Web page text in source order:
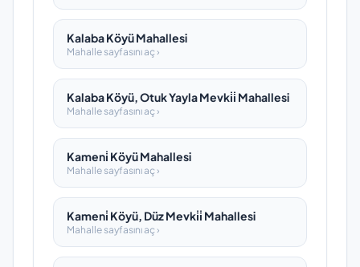
Kalaba Köyü Mahallesi
Mahalle sayfasını aç ›
Kalaba Köyü, Otuk Yayla Mevki̇i̇ Mahallesi
Mahalle sayfasını aç ›
Kameni̇ Köyü Mahallesi
Mahalle sayfasını aç ›
Kameni̇ Köyü, Düz Mevki̇i̇ Mahallesi
Mahalle sayfasını aç ›